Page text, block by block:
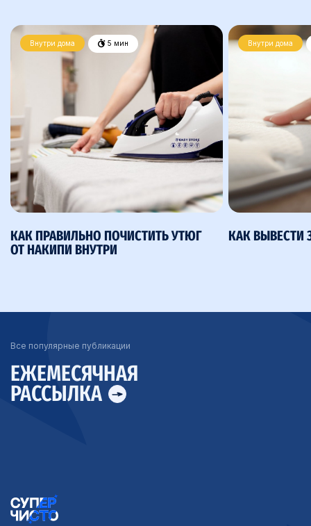
Внутри дома 5 мин
КАК ПРАВИЛЬНО ПОЧИСТИТЬ УТЮГ
ОТ НАКИПИ ВНУТРИ
Внутри дома
КАК ВЫВЕСТИ
Все популярные публикации
ЕЖЕМЕСЯЧНАЯ
РАССЫЛКА